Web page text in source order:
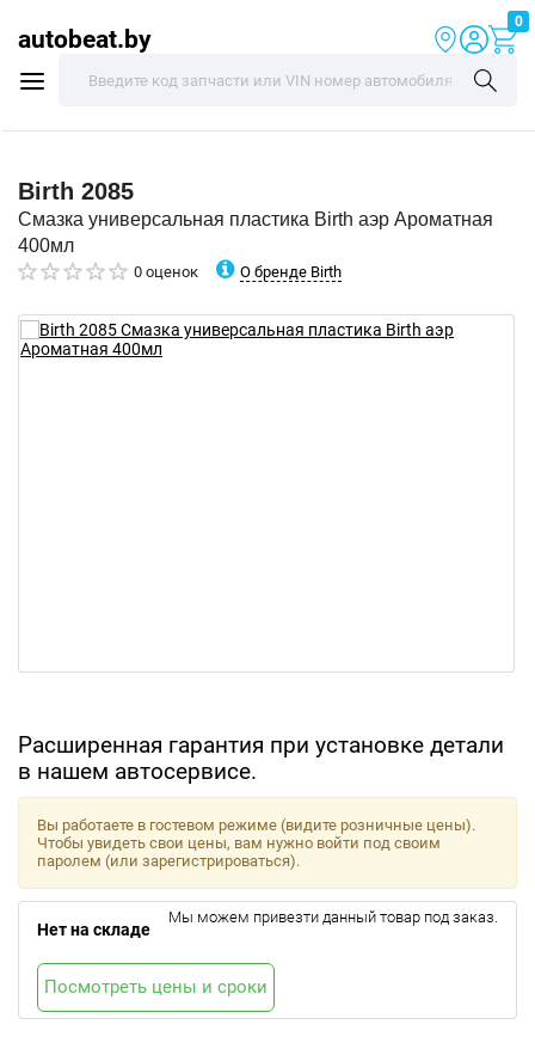
autobeat.by
0
Birth 2085
Смазка универсальная пластика Birth аэр Ароматная
400мл
0 оценок О бренде Birth
Расширенная гарантия при установке детали
в нашем автосервисе.
Вы работаете в гостевом режиме (видите розничные цены).
Чтобы увидеть свои цены, вам нужно войти под своим
паролем (или зарегистрироваться).
Нет на складе
Мы можем привезти данный товар под заказ.
Посмотреть цены и сроки